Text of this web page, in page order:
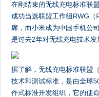
在刚结束的无线充电标准联
成功当选联盟工作组RWG
席，而小米成为中国手机公
是过去2年对无线充电技术发
据了解，无线充电标准联盟
技术和测试标准，是由全球
作式标准开发组织，它的使